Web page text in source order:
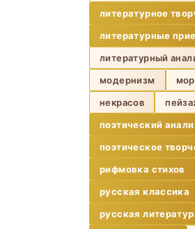
литературное
литературные
литературный
модернизм
некрасов
поэтический
поэтическое
рифмовка стихов
русская классика
русская